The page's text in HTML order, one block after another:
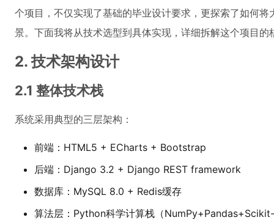
个项目，不仅实现了基础的毕业设计要求，更探索了如何
景。下面我将从技术选型到具体实现，详细拆解这个项目的
2. 技术架构设计
2.1 整体技术栈
系统采用典型的三层架构：
前端：HTML5 + ECharts + Bootstrap
后端：Django 3.2 + Django REST framework
数据库：MySQL 8.0 + Redis缓存
算法层：Python科学计算栈（